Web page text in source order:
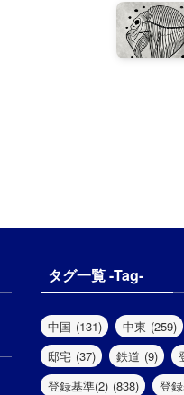
タグ一覧 -Tag-
中国 (131) 中東 (259)
邸宅 (37) 鉄道 (9)
登録基準(2) (838) 登